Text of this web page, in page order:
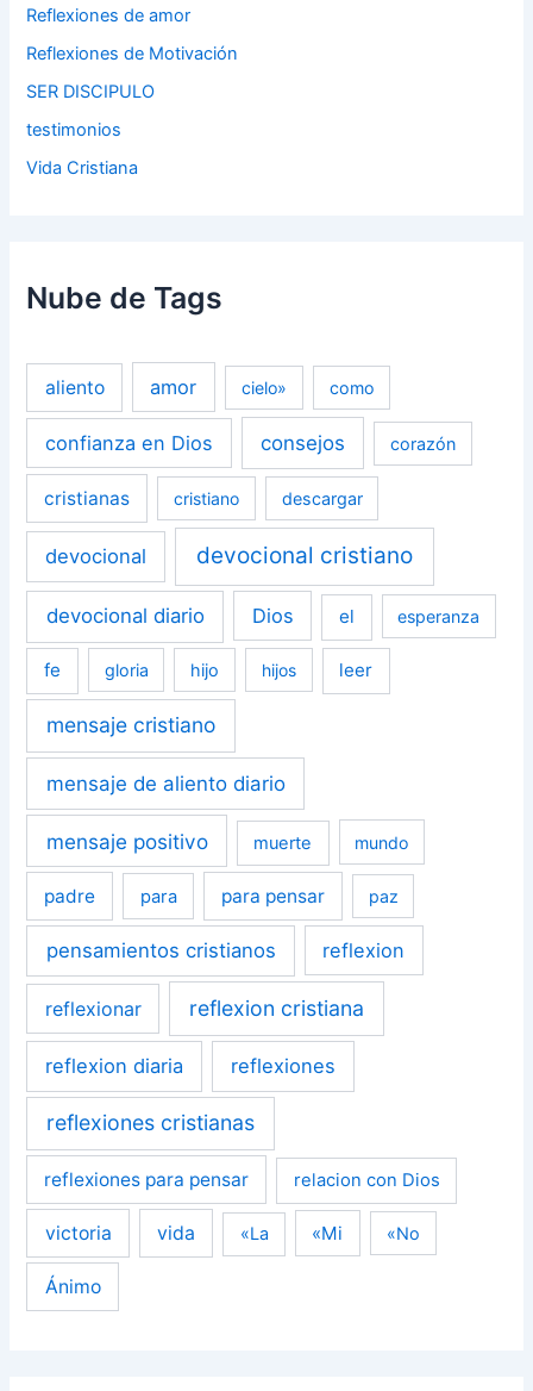
Reflexiones de amor
Reflexiones de Motivación
SER DISCIPULO
testimonios
Vida Cristiana
Nube de Tags
aliento amor cielo» como
confianza en Dios consejos corazón
cristianas cristiano descargar
devocional devocional cristiano
devocional diario Dios el esperanza
fe gloria hijo hijos leer
mensaje cristiano
mensaje de aliento diario
mensaje positivo muerte mundo
padre para para pensar paz
pensamientos cristianos reflexion
reflexionar reflexion cristiana
reflexion diaria reflexiones
reflexiones cristianas
reflexiones para pensar relacion con Dios
victoria vida «La «Mi «No
Ánimo